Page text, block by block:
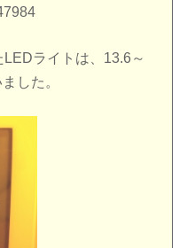
ライトは、13.6～
した。